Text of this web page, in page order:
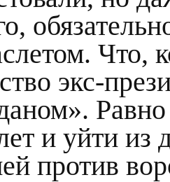
Что,
экс-
и уйти
против